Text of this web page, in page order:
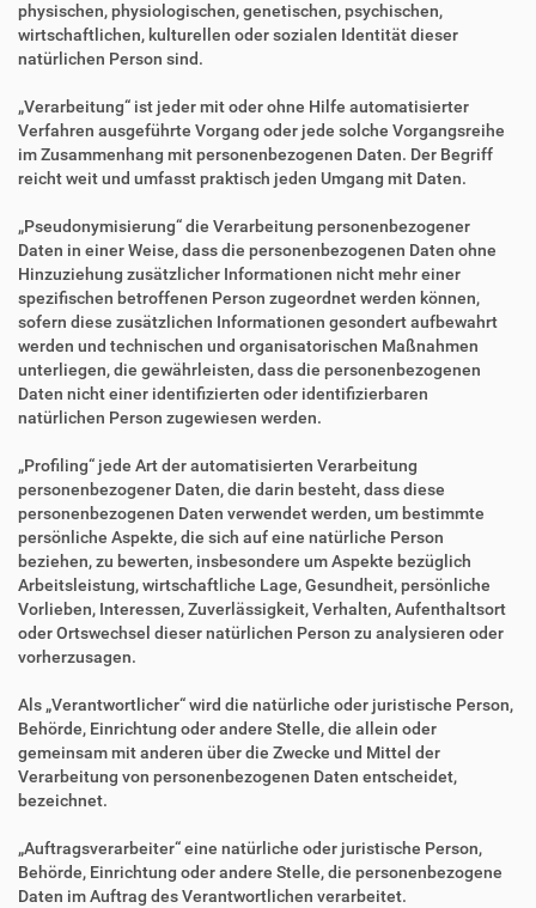
physischen, physiologischen, genetischen, psychischen,
wirtschaftlichen, kulturellen oder sozialen Identität dieser
natürlichen Person sind.
„Verarbeitung“ ist jeder mit oder ohne Hilfe automatisierter
Verfahren ausgeführte Vorgang oder jede solche Vorgangsreihe
im Zusammenhang mit personenbezogenen Daten. Der Begriff
reicht weit und umfasst praktisch jeden Umgang mit Daten.
„Pseudonymisierung“ die Verarbeitung personenbezogener
Daten in einer Weise, dass die personenbezogenen Daten ohne
Hinzuziehung zusätzlicher Informationen nicht mehr einer
spezifischen betroffenen Person zugeordnet werden können,
sofern diese zusätzlichen Informationen gesondert aufbewahrt
werden und technischen und organisatorischen Maßnahmen
unterliegen, die gewährleisten, dass die personenbezogenen
Daten nicht einer identifizierten oder identifizierbaren
natürlichen Person zugewiesen werden.
„Profiling“ jede Art der automatisierten Verarbeitung
personenbezogener Daten, die darin besteht, dass diese
personenbezogenen Daten verwendet werden, um bestimmte
persönliche Aspekte, die sich auf eine natürliche Person
beziehen, zu bewerten, insbesondere um Aspekte bezüglich
Arbeitsleistung, wirtschaftliche Lage, Gesundheit, persönliche
Vorlieben, Interessen, Zuverlässigkeit, Verhalten, Aufenthaltsort
oder Ortswechsel dieser natürlichen Person zu analysieren oder
vorherzusagen.
Als „Verantwortlicher“ wird die natürliche oder juristische Person,
Behörde, Einrichtung oder andere Stelle, die allein oder
gemeinsam mit anderen über die Zwecke und Mittel der
Verarbeitung von personenbezogenen Daten entscheidet,
bezeichnet.
„Auftragsverarbeiter“ eine natürliche oder juristische Person,
Behörde, Einrichtung oder andere Stelle, die personenbezogene
Daten im Auftrag des Verantwortlichen verarbeitet.